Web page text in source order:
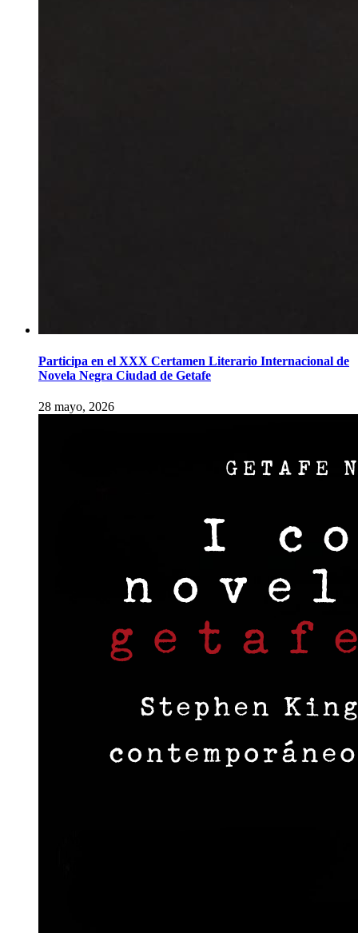
Participa en el XXX Certamen Literario Internacional de
Novela Negra Ciudad de Getafe
28 mayo, 2026